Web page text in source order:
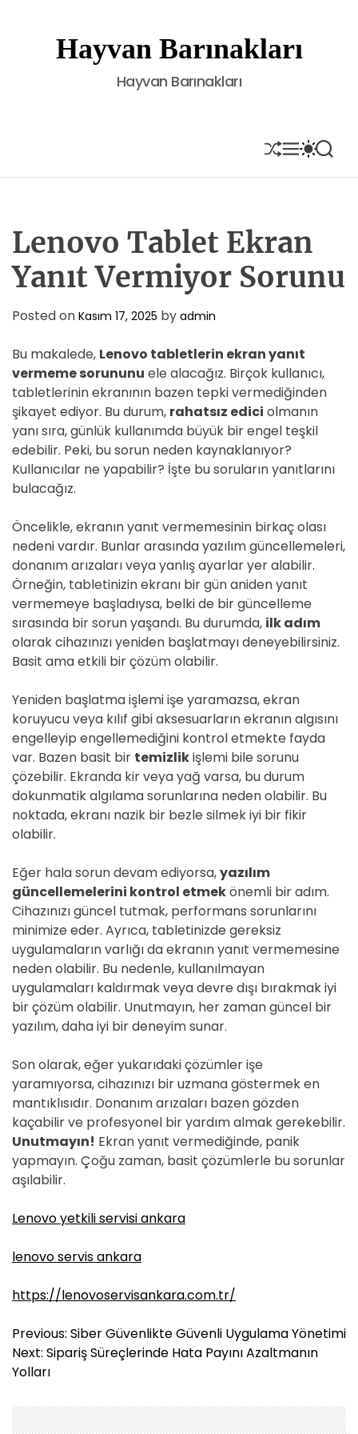
t
Hayvan Barınakları
Hayvan Barınakları
S
H
U
E
M
E
N
S
W
I
C
O
O
R
E
S
E
A
Lenovo Tablet Ekran
Yanıt Vermiyor Sorunu
Posted on Kasım 17, 2025 by admin
Bu makalede, Lenovo tabletlerin ekran yanıt
vermeme sorununu ele alacağız. Birçok kullanıcı,
tabletlerinin ekranının bazen tepki vermediğinden
şikayet ediyor. Bu durum, rahatsız edici olmanın
yanı sıra, günlük kullanımda büyük bir engel teşkil
edebilir. Peki, bu sorun neden kaynaklanıyor?
Kullanıcılar ne yapabilir? İşte bu soruların yanıtlarını
bulacağız.
Öncelikle, ekranın yanıt vermemesinin birkaç olası
nedeni vardır. Bunlar arasında yazılım güncellemeleri,
donanım arızaları veya yanlış ayarlar yer alabilir.
Örneğin, tabletinizin ekranı bir gün aniden yanıt
vermemeye başladıysa, belki de bir güncelleme
sırasında bir sorun yaşandı. Bu durumda, ilk adım
olarak cihazınızı yeniden başlatmayı deneyebilirsiniz.
Basit ama etkili bir çözüm olabilir.
Yeniden başlatma işlemi işe yaramazsa, ekran
koruyucu veya kılıf gibi aksesuarların ekranın algısını
engelleyip engellemediğini kontrol etmekte fayda
var. Bazen basit bir temizlikişlemi bile sorunu
çözebilir. Ekranda kir veya yağ varsa, bu durum
dokunmatik algılama sorunlarına neden olabilir. Bu
noktada, ekranı nazik bir bezle silmek iyi bir fikir
olabilir.
Eğer hala sorun devam ediyorsa,yazılım
güncellemelerini kontrol etmekönemli bir adım.
Cihazınızı güncel tutmak, performans sorunlarını
minimize eder. Ayrıca, tabletinizde gereksiz
uygulamaların varlığı da ekranın yanıt vermemesine
neden olabilir. Bu nedenle, kullanılmayan
uygulamaları kaldırmak veya devre dışı bırakmak iyi
bir çözüm olabilir. Unutmayın, her zaman güncel bir
yazılım, daha iyi bir deneyim sunar.
Son olarak, eğer yukarıdaki çözümler işe
yaramıyorsa, cihazınızı bir uzmana göstermek en
mantıklısıdır. Donanım arızaları bazen gözden
kaçabilir ve profesyonel bir yardım almak gerekebilir.
Unutmayın! Ekran yanıt vermediğinde, panik
yapmayın. Çoğu zaman, basit çözümlerle bu sorunlar
aşılabilir.
Lenovo yetkili servisi ankara
lenovo servis ankara
https://lenovoservisankara.com.tr/
Y
a
z
g
e
Previous: Siber Güvenlikte Güvenli Uygulama Yönetimi
Next: Sipariş Süreçlerinde Hata Payını Azaltmanın
Yolları